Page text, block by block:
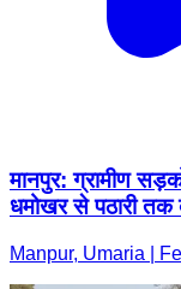
मानपुर: ग्रामीण
धमोखर से पठारी
Manpur, Umaria |